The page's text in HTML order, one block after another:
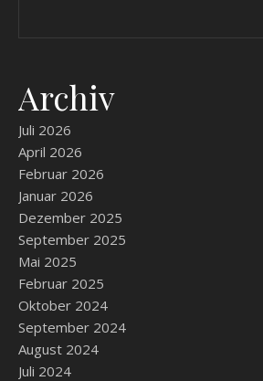
Archiv
Juli 2026
April 2026
Februar 2026
Januar 2026
Dezember 2025
September 2025
Mai 2025
Februar 2025
Oktober 2024
September 2024
August 2024
Juli 2024